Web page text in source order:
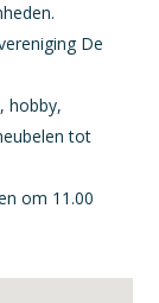
De
hobby,
tot
om 11.00